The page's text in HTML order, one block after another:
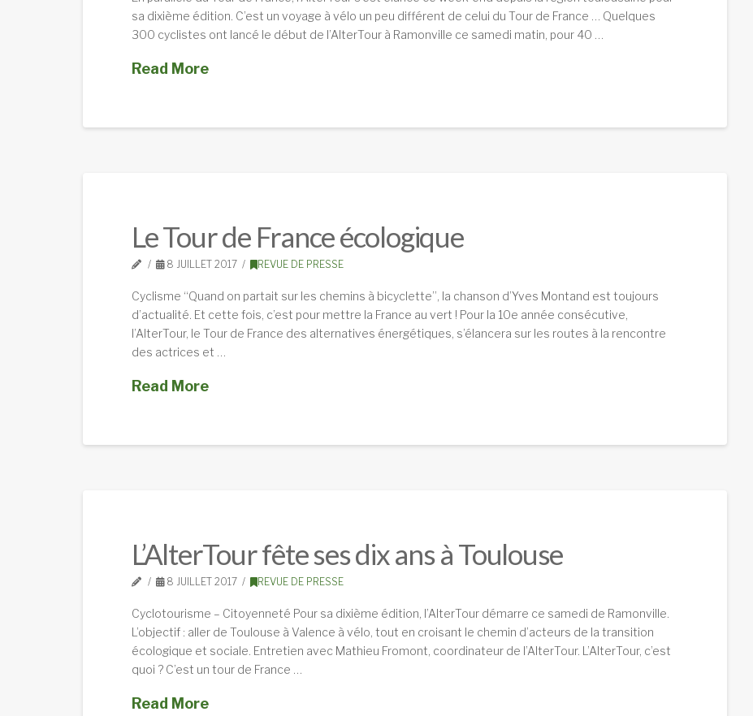
sa dixième édition. C’est un voyage à vélo un peu différent de celui du Tour de France … Quelques
300 cyclistes ont lancé le début de l’AlterTour à Ramonville ce samedi matin, pour 40 …
Read More
Le Tour de France écologique
8 JUILLET 2017 REVUE DE PRESSE
Cyclisme “Quand on partait sur les chemins à bicyclette”, la chanson d’Yves Montand est toujours
d’actualité. Et cette fois, c’est pour mettre la France au vert ! Pour la 10e année consécutive,
l’AlterTour, le Tour de France des alternatives énergétiques, s’élancera sur les routes à la rencontre
des actrices et …
Read More
L’AlterTour fête ses dix ans à Toulouse
8 JUILLET 2017 REVUE DE PRESSE
Cyclotourisme – Citoyenneté Pour sa dixième édition, l’AlterTour démarre ce samedi de Ramonville.
L’objectif : aller de Toulouse à Valence à vélo, tout en croisant le chemin d’acteurs de la transition
écologique et sociale. Entretien avec Mathieu Fromont, coordinateur de l’AlterTour. L’AlterTour, c’est
quoi ? C’est un tour de France …
Read More